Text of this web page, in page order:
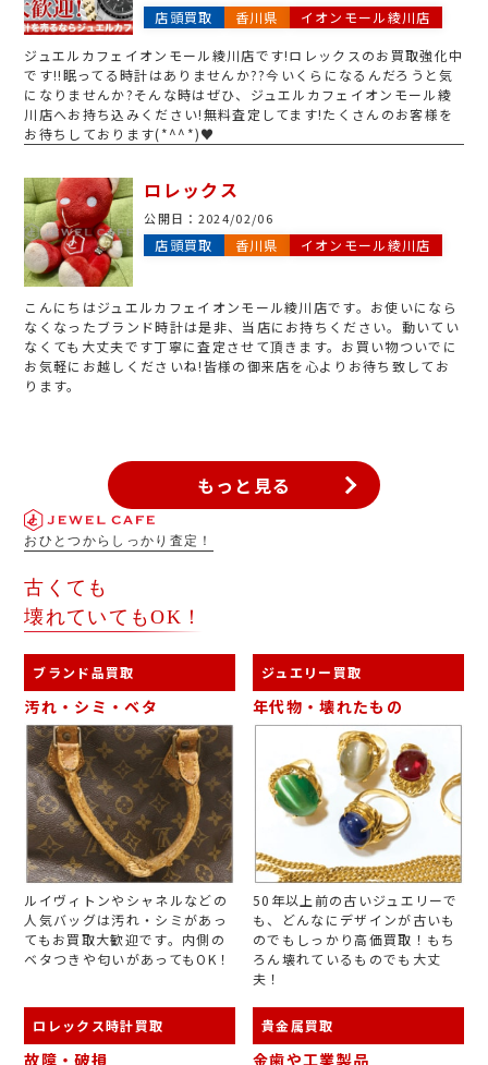
店頭買取 香川県 イオンモール綾川店
ジュエルカフェイオンモール綾川店です!ロレックスのお買取強化中
です!!眠ってる時計はありませんか??今いくらになるんだろうと気
になりませんか?そんな時はぜひ、ジュエルカフェイオンモール綾
川店へお持ち込みください!無料査定してます!たくさんのお客様を
お待ちしております(*^^*)♥️
ロレックス
公開日： 2024/02/06
店頭買取 香川県 イオンモール綾川店
こんにちはジュエルカフェイオンモール綾川店です。お使いになら
なくなったブランド時計は是非、当店にお持ちください。動いてい
なくても大丈夫です丁寧に査定させて頂きます。お買い物ついでに
お気軽にお越しくださいね!皆様の御来店を心よりお待ち致してお
ります。
もっと見る
おひとつからしっかり査定！
古くても
壊れていてもOK！
ブランド品買取
汚れ・シミ・ベタ
ルイヴィトンやシャネルなどの
人気バッグは汚れ・シミがあっ
てもお買取大歓迎です。内側の
ベタつきや匂いがあってもOK！
ジュエリー買取
年代物・壊れたもの
50年以上前の古いジュエリーで
も、どんなにデザインが古いも
のでもしっかり高価買取！もち
ろん壊れているものでも大丈
夫！
ロレックス時計買取
故障・破損
貴金属買取
金歯や工業製品